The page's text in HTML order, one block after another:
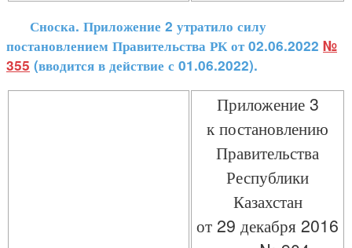
Сноска. Приложение 2 утратило силу
постановлением Правительства РК от 02.06.2022 №
355 (вводится в действие с 01.06.2022).
Приложение 3
к постановлению
Правительства
Республики
Казахстан
от 29 декабря 2016